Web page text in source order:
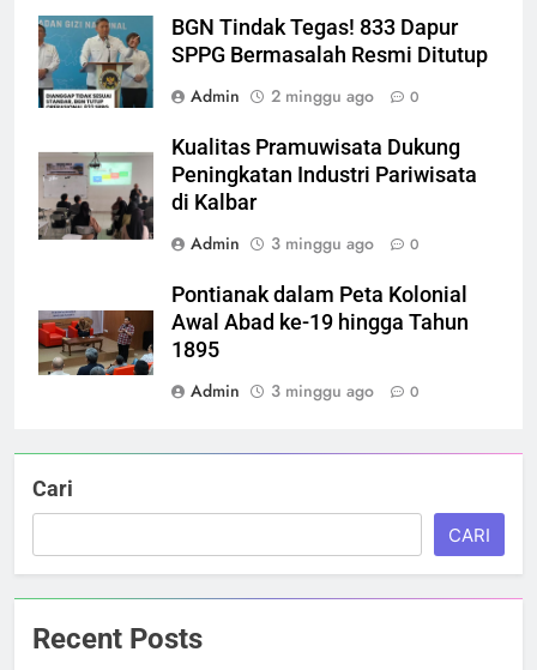
BGN Tindak Tegas! 833 Dapur
SPPG Bermasalah Resmi Ditutup
Admin
2 minggu ago 0
Kualitas Pramuwisata Dukung
Peningkatan Industri Pariwisata
di Kalbar
Admin
3 minggu ago 0
Pontianak dalam Peta Kolonial
Awal Abad ke-19 hingga Tahun
1895
Admin
3 minggu ago 0
Cari
CARI
Recent Posts